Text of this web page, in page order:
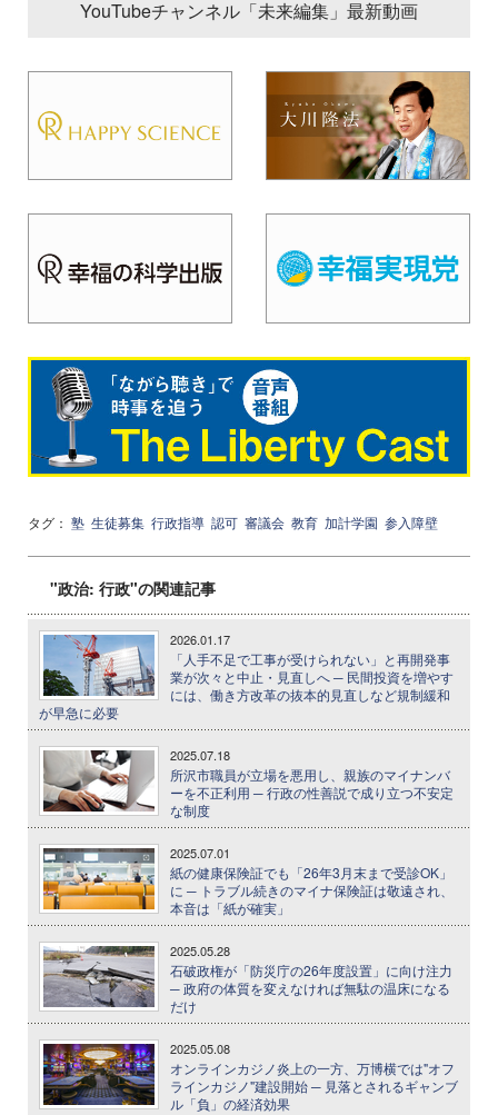
YouTubeチャンネル「未来編集」最新動画
タグ： 塾 生徒募集 行政指導 認可 審議会 教育 加計学園 参入障壁
"政治: 行政"の関連記事
2026.01.17
「人手不足で工事が受けられない」と再開発事
業が次々と中止・見直しへ ─ 民間投資を増やす
には、働き方改革の抜本的見直しなど規制緩和
が早急に必要
2025.07.18
所沢市職員が立場を悪用し、親族のマイナンバ
ーを不正利用 ─ 行政の性善説で成り立つ不安定
な制度
2025.07.01
紙の健康保険証でも「26年3月末まで受診OK」
に ─ トラブル続きのマイナ保険証は敬遠され、
本音は「紙が確実」
2025.05.28
石破政権が「防災庁の26年度設置」に向け注力
─ 政府の体質を変えなければ無駄の温床になる
だけ
2025.05.08
オンラインカジノ炎上の一方、万博横では"オフ
ラインカジノ"建設開始 ─ 見落とされるギャンブ
ル「負」の経済効果